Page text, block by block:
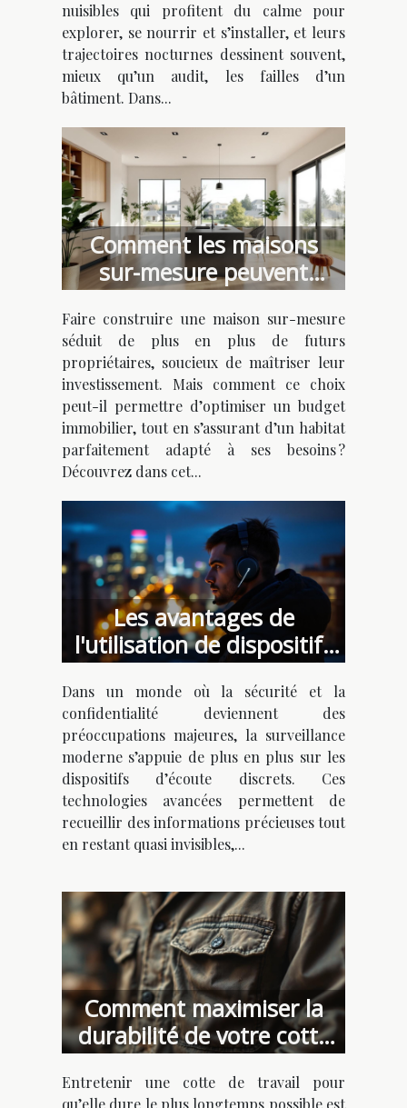
nuisibles qui profitent du calme pour
explorer, se nourrir et s’installer, et leurs
trajectoires nocturnes dessinent souvent,
mieux qu’un audit, les failles d’un
bâtiment. Dans...
Comment les maisons
sur-mesure peuvent
optimiser votre budget ?
Faire construire une maison sur-mesure
séduit de plus en plus de futurs
propriétaires, soucieux de maîtriser leur
investissement. Mais comment ce choix
peut-il permettre d’optimiser un budget
immobilier, tout en s’assurant d’un habitat
parfaitement adapté à ses besoins ?
Découvrez dans cet...
Les avantages de
l'utilisation de dispositifs
d'écoute discrets dans la
surveillance moderne
Dans un monde où la sécurité et la
confidentialité deviennent des
préoccupations majeures, la surveillance
moderne s’appuie de plus en plus sur les
dispositifs d’écoute discrets. Ces
technologies avancées permettent de
recueillir des informations précieuses tout
en restant quasi invisibles,...
Comment maximiser la
durabilité de votre cotte
de travail ?
Entretenir une cotte de travail pour
qu’elle dure le plus longtemps possible est